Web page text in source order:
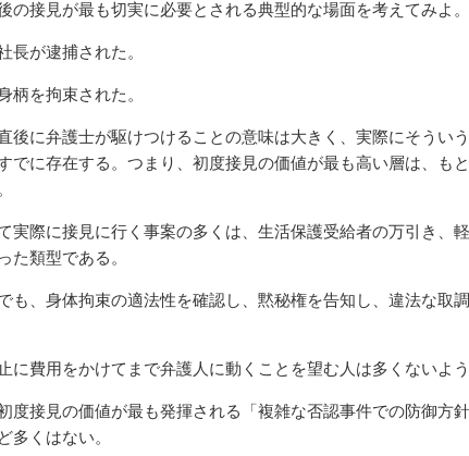
の接見が最も切実に必要とされる典型的な場面を考えてみよ。
長が逮捕された。
柄を拘束された。
後に弁護士が駆けつけることの意味は大きく、実際にそうい
でに存在する。つまり、初度接見の価値が最も高い層は、も
実際に接見に行く事案の多くは、生活保護受給者の万引き、
た類型である。
も、身体拘束の適法性を確認し、黙秘権を告知し、違法な取
に費用をかけてまで弁護人に動くことを望む人は多くないよう
度接見の価値が最も発揮される「複雑な否認事件での防御方針
多くはない。